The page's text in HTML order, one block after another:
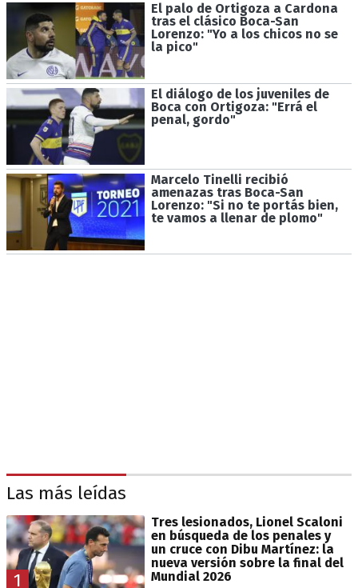
El palo de Ortigoza a Cardona
tras el clásico Boca-San
Lorenzo: "Yo a los chicos no se
la pico"
El diálogo de los juveniles de
Boca con Ortigoza: "Errá el
penal, gordo"
Marcelo Tinelli recibió
amenazas tras Boca-San
Lorenzo: "Si no te portás bien,
te vamos a llenar de plomo"
Las más leídas
1
Tres lesionados, Lionel Scaloni
en búsqueda de los penales y
un cruce con Dibu Martínez: la
nueva versión sobre la final del
Mundial 2026